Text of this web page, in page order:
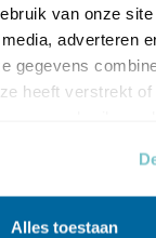
van onze
adverteren
gegevens
heeft verstrekt of
Alles toestaan